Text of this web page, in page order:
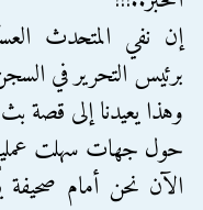
إن نفي المتحدث
برئيس التحرير في
وهذا يعيدنا إلى قصة
حول جهات سهلت
الآن نحن أمام